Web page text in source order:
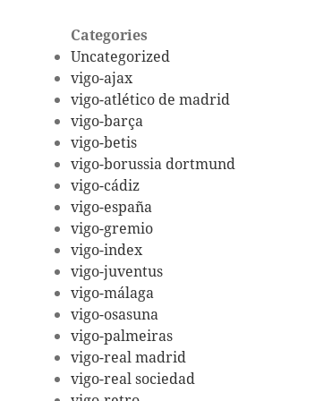
Categories
Uncategorized
vigo-ajax
vigo-atlético de madrid
vigo-barça
vigo-betis
vigo-borussia dortmund
vigo-cádiz
vigo-españa
vigo-gremio
vigo-index
vigo-juventus
vigo-málaga
vigo-osasuna
vigo-palmeiras
vigo-real madrid
vigo-real sociedad